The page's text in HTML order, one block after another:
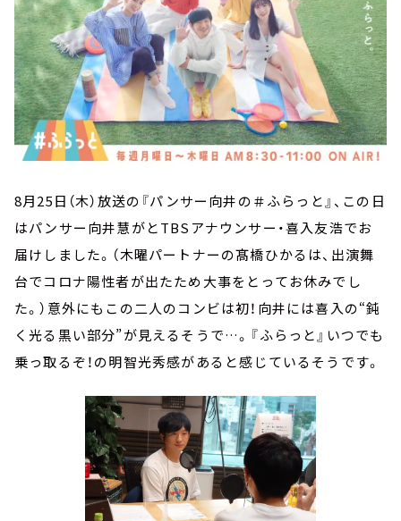
8月25日（木）放送の『パンサー向井の＃ふらっと』、この日
はパンサー向井慧がとTBSアナウンサー・喜入友浩でお
届けしました。（木曜パートナーの髙橋ひかるは、出演舞
台でコロナ陽性者が出たため大事をとってお休みでし
た。）意外にもこの二人のコンビは初！向井には喜入の“鈍
く光る黒い部分”が見えるそうで…。『ふらっと』いつでも
乗っ取るぞ！の明智光秀感があると感じているそうです。